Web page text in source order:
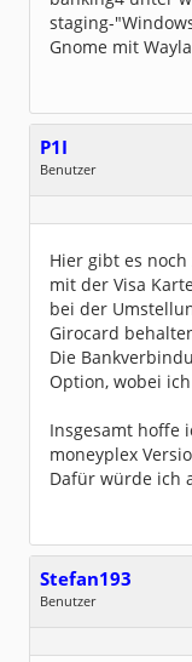
staging-
Gnome mit
P1I
Benutzer
Geschlecht:
keine
Dabei seit:
02 /
Hier gibt es
mit der Visa
bei der
Girocard
Die
Option, wobei
Insgesamt hoffe
moneyplex
Dafür würde ich
Stefan193
Benutzer